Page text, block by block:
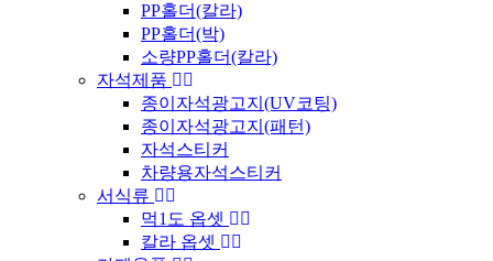
PP홀더(칼라)
PP홀더(박)
소량PP홀더(칼라)
자석제품
종이자석광고지(UV코팅)
종이자석광고지(패턴)
자석스티커
차량용자석스티커
서식류
먹1도 옵셋
칼라 옵셋